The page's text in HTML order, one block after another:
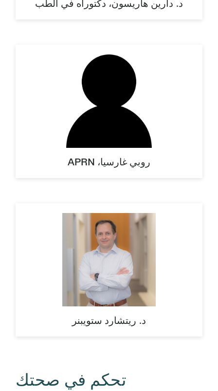
د. دارين هاريسون، دكتوراه في الطب
روبي غارسيا، APRN
د. ريتشارد ستويبنر
تحكم في صحتك